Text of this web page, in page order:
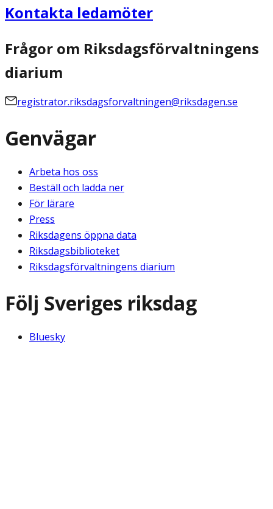
Kontakta ledamöter
Frågor om Riksdagsförvaltningens
diarium
registrator.riksdagsforvaltningen@riksdagen.se
Genvägar
Arbeta hos oss
Beställ och ladda ner
För lärare
Press
Riksdagens öppna data
Riksdagsbiblioteket
Riksdagsförvaltningens diarium
Följ Sveriges riksdag
Bluesky